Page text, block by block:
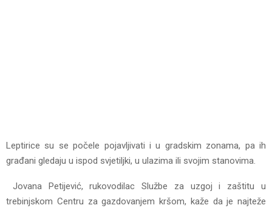
Leptirice su se počele pojavljivati i u gradskim zonama, pa ih
građani gledaju u ispod svjetiljki, u ulazima ili svojim stanovima.
Jovana Petijević, rukovodilac Službe za uzgoj i zaštitu u
trebinjskom Centru za gazdovanjem kršom, kaže da je najteže